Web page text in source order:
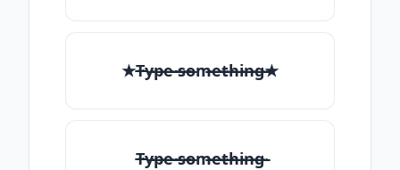
★T̶̴y̶̴p̶̴e̶̴ ̶̴s̶̴o̶̴m̶̴e̶̴t̶̴h̶̴i̶̴n̶̴g̶̴★
T̶̴y̶̴p̶̴e̶̴ ̶̴s̶̴o̶̴m̶̴e̶̴t̶̴h̶̴i̶̴n̶̴g̶̴